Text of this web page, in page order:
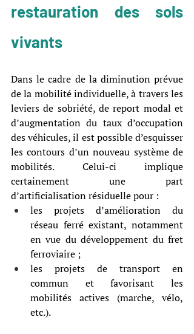
restauration des sols
vivants
Dans le cadre de la diminution prévue
de la mobilité individuelle, à travers les
leviers de sobriété, de report modal et
d’augmentation du taux d’occupation
des véhicules, il est possible d’esquisser
les contours d’un nouveau système de
mobilités. Celui-ci implique
certainement une part
d’artificialisation résiduelle pour :
les projets d’amélioration du
réseau ferré existant, notamment
en vue du développement du fret
ferroviaire ;
les projets de transport en
commun et favorisant les
mobilités actives (marche, vélo,
etc.).